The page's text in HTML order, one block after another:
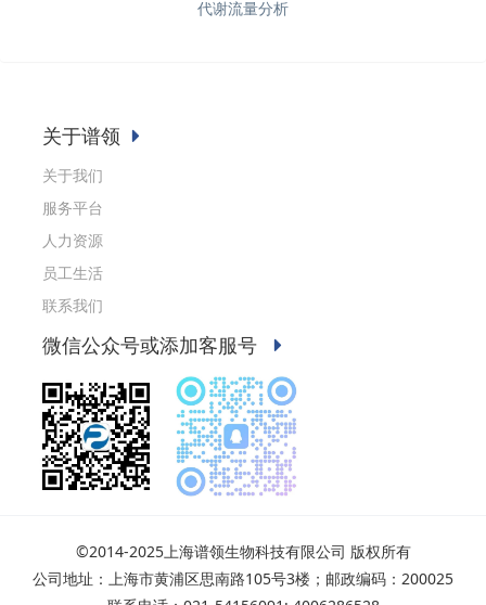
代谢流量分析
关于谱领
关于我们
服务平台
人力资源
员工生活
联系我们
微信公众号或添加客服号
©2014-2025上海谱领生物科技有限公司 版权所有
公司地址：上海市黄浦区思南路105号3楼；邮政编码：200025